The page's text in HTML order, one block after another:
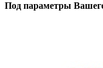
Под параметры